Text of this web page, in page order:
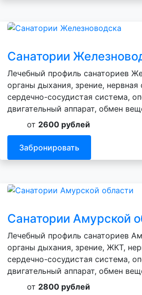
Санатории
Лечебный профиль санаториев
органы дыхания, зрение,
сердечно-сосудистая система,
двигательный аппарат, обмен
от 2600 рублей
Забронировать
Санатории Амурской
Лечебный профиль санаториев
органы дыхания, зрение, ЖКТ,
сердечно-сосудистая система,
двигательный аппарат, обмен
от 2800 рублей